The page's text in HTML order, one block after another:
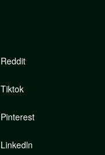
Reddit
Tiktok
Pinterest
Linkedln